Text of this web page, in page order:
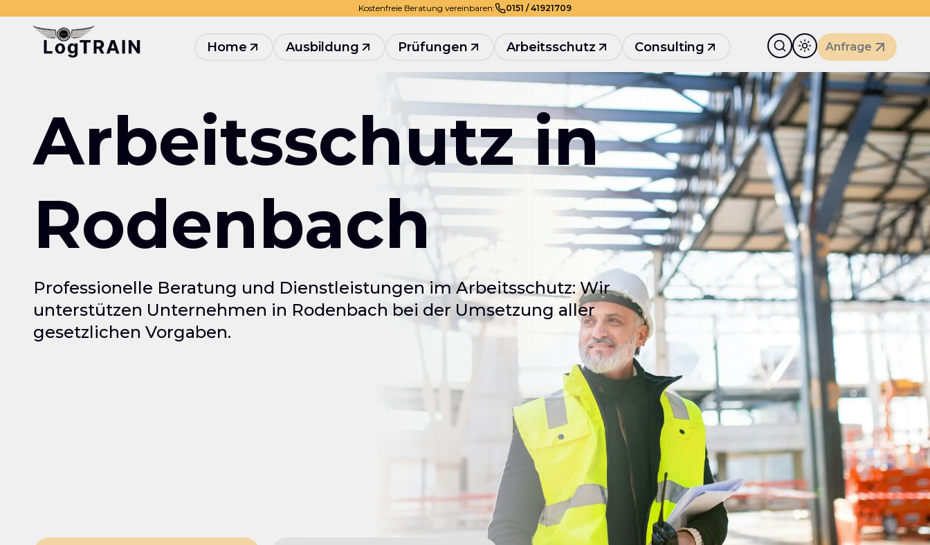
Kostenfreie Beratung vereinbaren: 0151 /41921709
Home Ausbildung Prüfungen Arbeitsschutz Consulting Anfrage
Arbeitsschutz in
Rodenbach
Professionelle Beratung und Dienstleistungen im Arbeitsschutz: Wir
unterstützen Unternehmen in Rodenbach bei der Umsetzung aller
gesetzlichen Vorgaben.